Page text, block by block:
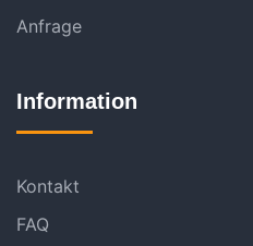
Anfrage
Information
Kontakt
FAQ